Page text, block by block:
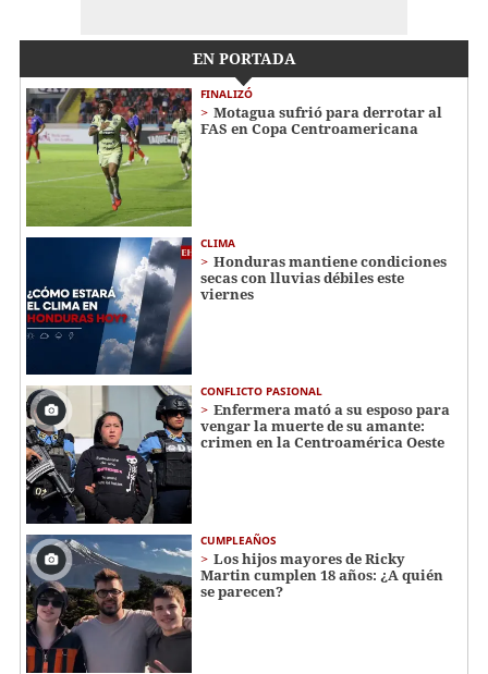
EN PORTADA
FINALIZÓ
Motagua sufrió para derrotar al
FAS en Copa Centroamericana
CLIMA
Honduras mantiene condiciones
secas con lluvias débiles este
viernes
CONFLICTO PASIONAL
Enfermera mató a su esposo para
vengar la muerte de su amante:
crimen en la Centroamérica Oeste
CUMPLEAÑOS
Los hijos mayores de Ricky
Martin cumplen 18 años: ¿A quién
se parecen?